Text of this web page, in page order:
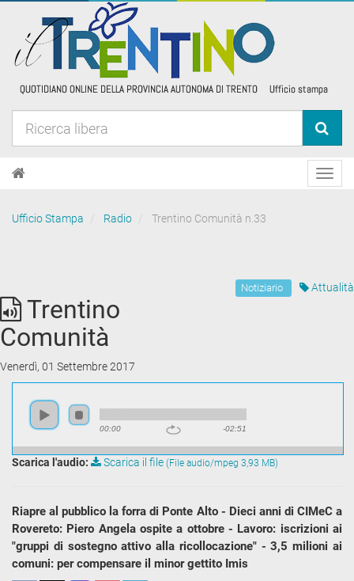
Ufficio Stampa Radio Trentino Comunità n.33
Notiziario Attualità
Trentino
Comunità
Venerdì, 01 Settembre 2017
00:00 -02:51
Scarica l'audio: Scarica il file (File audio/mpeg 3,93 MB)
Riapre al pubblico la forra di Ponte Alto - Dieci anni di CIMeC a
Rovereto: Piero Angela ospite a ottobre - Lavoro: iscrizioni ai
"gruppi di sostegno attivo alla ricollocazione" - 3,5 milioni ai
comuni: per compensare il minor gettito Imis